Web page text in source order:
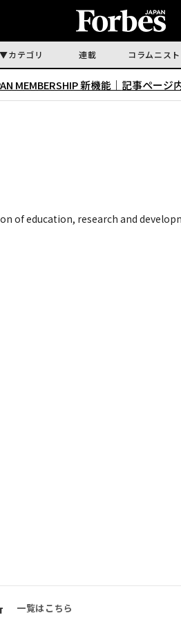
カテゴリ 連載 コラムニスト
MEMBERSHIP 新機能｜ 記事ページ
of education, research and
一覧はこちら